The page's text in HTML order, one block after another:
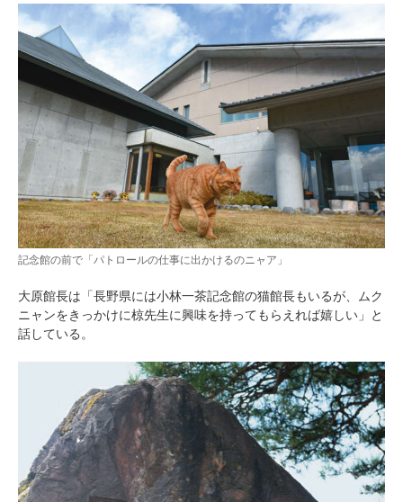
記念館の前で「パトロールの仕事に出かけるのニャア」
大原館長は「長野県には小林一茶記念館の猫館長もいるが、ムク
ニャンをきっかけに椋先生に興味を持ってもらえれば嬉しい」と
話している。
閉じる
pecodogs
いぬ部をフォロー
pecocats
ねこ部をフォロー
アプリをダウンロードする